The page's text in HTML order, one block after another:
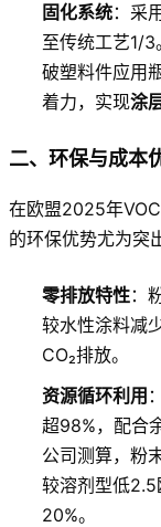
固化系统：采
至传统工艺1/
破塑料件应用
着力，实现涂
二、环保与成本
在欧盟2025年
的环保优势尤为突
零排放特性：
较水性涂料减
CO₂排放。
资源循环利用
超98%，配合
公司测算，粉
较溶剂型低
20%。